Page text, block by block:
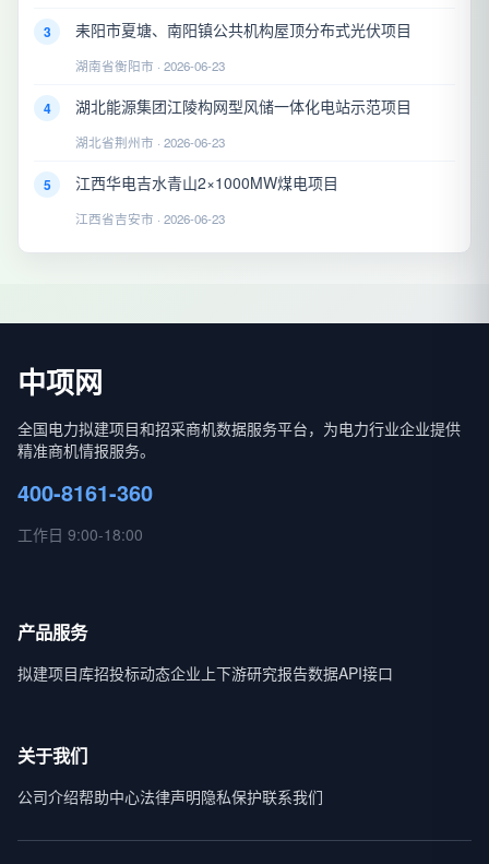
3 耒阳市夏塘、南阳镇公共机构屋顶分布式光伏项目
湖南省衡阳市 · 2026-06-23
4 湖北能源集团江陵构网型风储一体化电站示范项目
湖北省荆州市 · 2026-06-23
5 江西华电吉水青山2×1000MW煤电项目
江西省吉安市 · 2026-06-23
中项网
全国电力拟建项目和招采商机数据服务平台，为电力行业企业提供
精准商机情报服务。
400-8161-360
工作日 9:00-18:00
产品服务
拟建项目库招投标动态企业上下游研究报告数据API接口
关于我们
公司介绍帮助中心法律声明隐私保护联系我们